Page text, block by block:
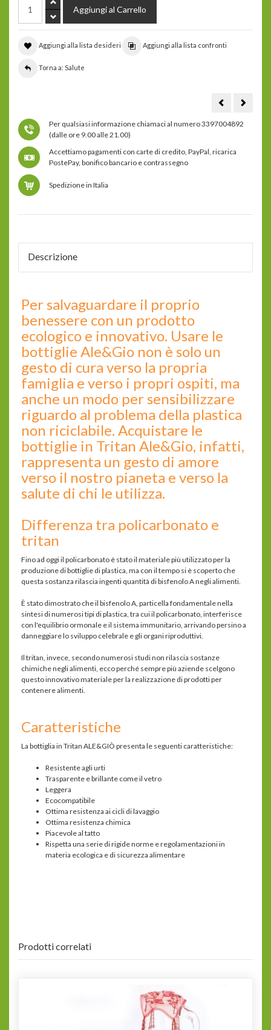
Aggiungi alla lista desideri Aggiungi alla lista confronti
Torna a: Salute
Per qualsiasi informazione chiamaci al numero 3397004892
(dalle ore 9.00 alle 21.00)
Accettiamo pagamenti con carte di credito, PayPal, ricarica
PostePay, bonifico bancario e contrassegno
Spedizione in Italia
Descrizione
Per salvaguardare il proprio
benessere con un prodotto
ecologico e innovativo. Usare le
bottiglie Ale&Gio non è solo un
gesto di cura verso la propria
famiglia e verso i propri ospiti, ma
anche un modo per sensibilizzare
riguardo al problema della plastica
non riciclabile. Acquistare le
bottiglie in Tritan Ale&Gio, infatti,
rappresenta un gesto di amore
verso il nostro pianeta e verso la
salute di chi le utilizza.
Differenza tra policarbonato e
tritan
Fino ad oggi il policarbonato è stato il materiale più utilizzato per la
produzione di bottiglie di plastica, ma con il tempo si è scoperto che
questa sostanza rilascia ingenti quantità di bisfenolo A negli alimenti.
È stato dimostrato che il bisfenolo A, particella fondamentale nella
sintesi di numerosi tipi di plastica, tra cui il policarbonato, interferisce
con l'equilibrio ormonale e il sistema immunitario, arrivando persino a
danneggiare lo sviluppo celebrale e gli organi riproduttivi.
Il tritan, invece, secondo numerosi studi non rilascia sostanze
chimiche negli alimenti, ecco perché sempre più aziende scelgono
questo innovativo materiale per la realizzazione di prodotti per
contenere alimenti.
Caratteristiche
La bottiglia in Tritan ALE&GIÒ presenta le seguenti caratteristiche:
Resistente agli urti
Trasparente e brillante come il vetro
Leggera
Ecocompatibile
Ottima resistenza ai cicli di lavaggio
Ottima resistenza chimica
Piacevole al tatto
Rispetta una serie di rigide norme e regolamentazioni in
materia ecologica e di sicurezza alimentare
Prodotti correlati